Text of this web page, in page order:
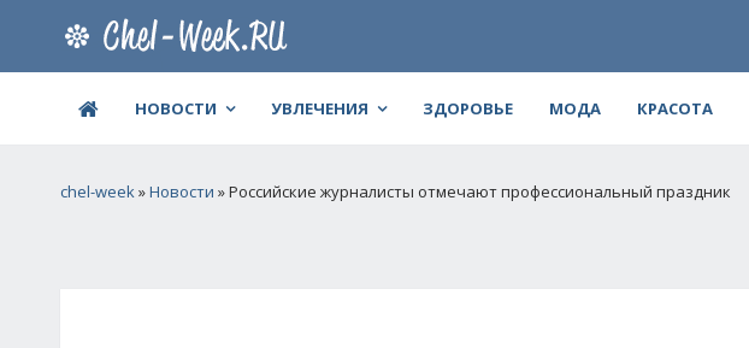
НОВОСТИ УВЛЕЧЕНИЯ ЗДОРОВЬЕ МОДА КРАСОТА
chel-week»Новости » Российские журналисты отмечают профессиональный праздник